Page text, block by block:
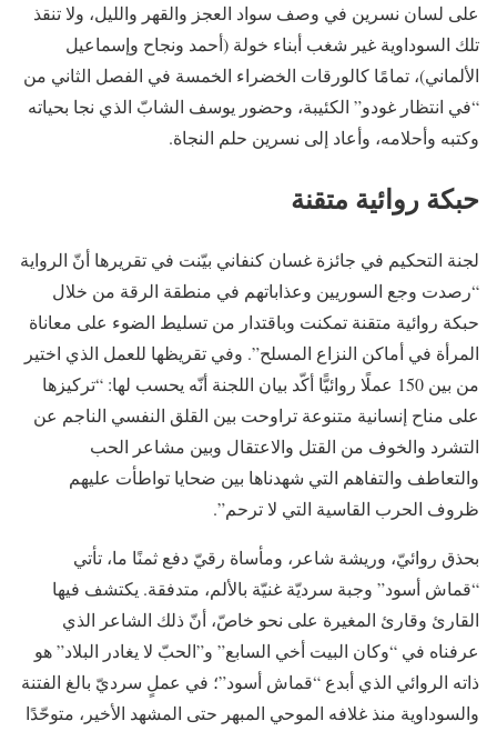
على لسان نسرين في وصف سواد العجز والقهر والليل، ولا تنقذ
تلك السوداوية غير شغب أبناء خولة (أحمد ونجاح وإسماعيل
الألماني)، تمامًا كالورقات الخضراء الخمسة في الفصل الثاني من
“في انتظار غودو” الكئيبة، وحضور يوسف الشابّ الذي نجا بحياته
وكتبه وأحلامه، وأعاد إلى نسرين حلم النجاة.
حبكة روائية متقنة
لجنة التحكيم في جائزة غسان كنفاني بيّنت في تقريرها أنّ الرواية
“رصدت وجع السوريين وعذاباتهم في منطقة الرقة من خلال
حبكة روائية متقنة تمكنت وباقتدار من تسليط الضوء على معاناة
المرأة في أماكن النزاع المسلح”. وفي تقريظها للعمل الذي اختير
من بين 150 عملًا روائيًّا أكّد بيان اللجنة أنّه يحسب لها: “تركيزها
على مناح إنسانية متنوعة تراوحت بين القلق النفسي الناجم عن
التشرد والخوف من القتل والاعتقال وبين مشاعر الحب
والتعاطف والتفاهم التي شهدناها بين ضحايا تواطأت عليهم
ظروف الحرب القاسية التي لا ترحم”.
بحذق روائيّ، وريشة شاعر، ومأساة رقيّ دفع ثمنًا ما، تأتي
“قماش أسود” وجبة سرديّة غنيّة بالألم، متدفقة. يكتشف فيها
القارئ وقارئ المغيرة على نحو خاصّ، أنّ ذلك الشاعر الذي
عرفناه في “وكان البيت أخي السابع” و”الحبّ لا يغادر البلاد” هو
ذاته الروائي الذي أبدع “قماش أسود”؛ في عملٍ سرديّ بالغ الفتنة
والسوداوية منذ غلافه الموحي المبهر حتى المشهد الأخير، متوحّدًا